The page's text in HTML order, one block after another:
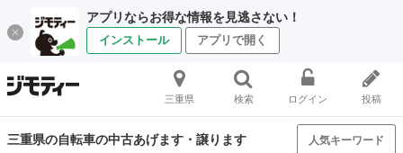
アプリならお得な情報を見逃さない！
インストール アプリで開く
三重県 検索 ログイン 投稿
三重県の自転車の中古あげます・譲ります 人気キーワード